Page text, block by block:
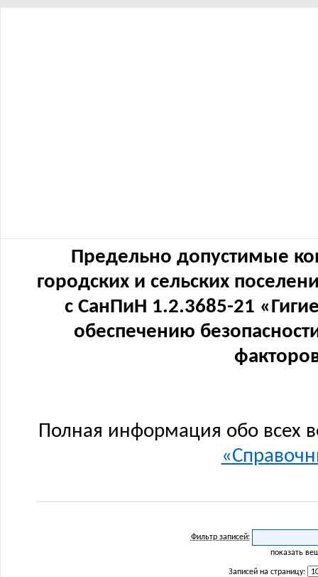
Предельно допустимые
городских и сельских
с СанПиН 1.2.3685-21
обеспечению
Полная информация обо всех
Фильтр записей:
показать
Записей на страницу: